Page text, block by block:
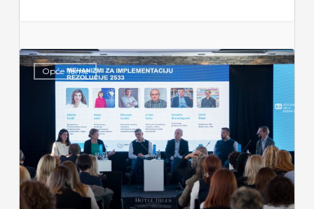
Opće Teme